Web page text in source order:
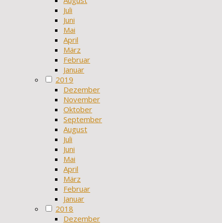
Juli
Juni
Mai
April
März
Februar
Januar
2019
Dezember
November
Oktober
September
August
Juli
Juni
Mai
April
März
Februar
Januar
2018
Dezember